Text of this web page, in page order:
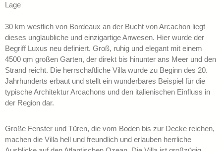
Lage
30 km westlich von Bordeaux an der Bucht von Arcachon liegt
dieses unglaubliche und einzigartige Anwesen. Hier wurde der
Begriff Luxus neu definiert. Groß, ruhig und elegant mit einem
4500 qm großen Garten, der direkt bis hinunter ans Meer und den
Strand reicht. Die herrschaftliche Villa wurde zu Beginn des 20.
Jahrhunderts erbaut und stellt ein wunderbares Beispiel für die
typische Architektur Arcachons und den italienischen Einfluss in
der Region dar.
Große Fenster und Türen, die vom Boden bis zur Decke reichen,
machen die Villa hell und freundlich und erlauben herrliche